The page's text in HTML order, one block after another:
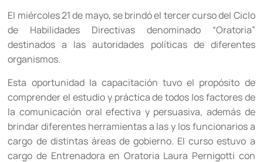
Neuquén
El miércoles 21 de mayo, se brindó el tercer curso del Ciclo
de Habilidades Directivas denominado “Oratoria”
destinados a las autoridades políticas de diferentes
organismos.
Esta oportunidad la capacitación tuvo el propósito de
comprender el estudio y práctica de todos los factores de
la comunicación oral efectiva y persuasiva, además de
brindar diferentes herramientas a las y los funcionarios a
cargo de distintas áreas de gobierno. El curso estuvo a
cargo de Entrenadora en Oratoria Laura Pernigotti con